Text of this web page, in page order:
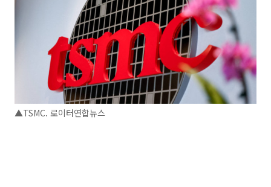
▲TSMC. 로이터연합뉴스